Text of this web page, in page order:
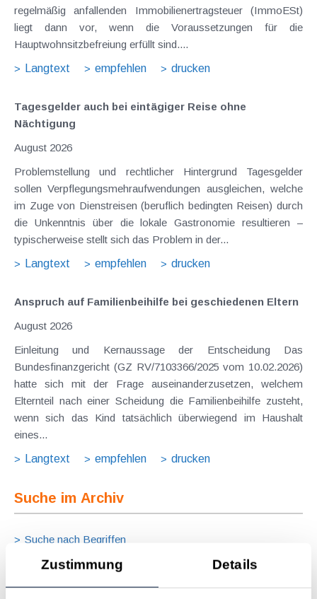
Zustimmung Details
regelmäßig anfallenden Immobilienertragsteuer (ImmoESt)
liegt dann vor, wenn die Voraussetzungen für die
Hauptwohnsitzbefreiung erfüllt sind....
Langtext
empfehlen drucken
Tagesgelder auch bei eintägiger Reise ohne
Nächtigung
August 2026
Problemstellung und rechtlicher Hintergrund Tagesgelder
sollen Verpflegungsmehraufwendungen ausgleichen, welche
im Zuge von Dienstreisen (beruflich bedingten Reisen) durch
die Unkenntnis über die lokale Gastronomie resultieren –
typischerweise stellt sich das Problem in der...
Langtext
empfehlen drucken
Anspruch auf Familienbeihilfe bei geschiedenen Eltern
August 2026
Einleitung und Kernaussage der Entscheidung Das
Bundesfinanzgericht (GZ RV/7103366/2025 vom 10.02.2026)
hatte sich mit der Frage auseinanderzusetzen, welchem
Elternteil nach einer Scheidung die Familienbeihilfe zusteht,
wenn sich das Kind tatsächlich überwiegend im Haushalt
eines...
Langtext
empfehlen drucken
Suche im Archiv
Suche nach Begriffen
Suche nach Datum
Suche in Schlagwortliste